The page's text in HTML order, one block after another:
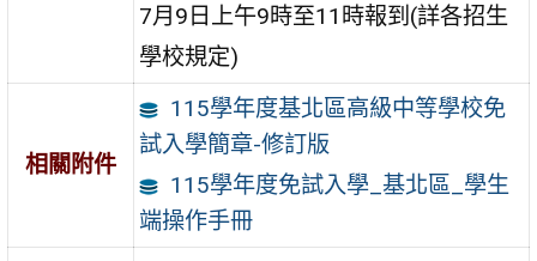
7月9日上午9時至11時報到(詳各招生
學校規定)
相關附件
115學年度基北區高級中等學校免
試入學簡章-修訂版
115學年度免試入學_基北區_學生
端操作手冊